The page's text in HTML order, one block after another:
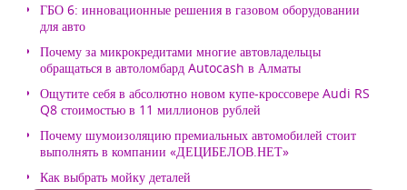
ГБО 6: инновационные решения в газовом оборудовании
для авто
Почему за микрокредитами многие автовладельцы
обращаться в автоломбард Autocash в Алматы
Ощутите себя в абсолютно новом купе-кроссовере Audi RS
Q8 стоимостью в 11 миллионов рублей
Почему шумоизоляцию премиальных автомобилей стоит
выполнять в компании «ДЕЦИБЕЛОВ.НЕТ»
Как выбрать мойку деталей